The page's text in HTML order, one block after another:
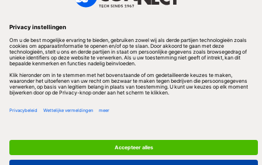
Volg ons
Redactionele partner
Algemene Voorwaarden & Copyrights